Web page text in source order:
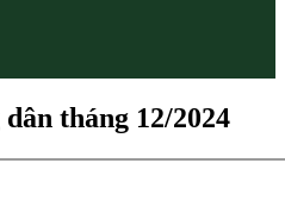
tháng 12/2024